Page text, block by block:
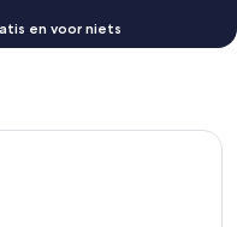
en voor niets